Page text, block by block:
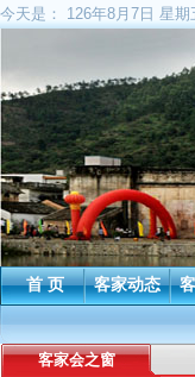
今天是： 126年8月7日 星期
首 页 客家动态
客家会之窗